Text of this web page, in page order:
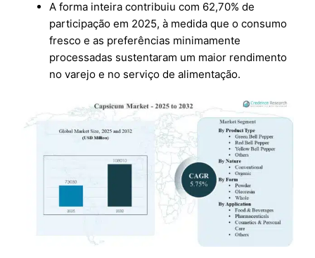
A forma inteira contribuiu com 62,70% de
participação em 2025, à medida que o consumo
fresco e as preferências minimamente
processadas sustentaram um maior rendimento
no varejo e no serviço de alimentação.